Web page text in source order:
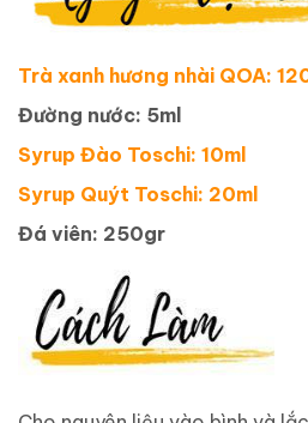
Trà xanh hương nhài QOA:
Đường nước: 5ml
Syrup Đào Toschi: 10ml
Syrup Quýt Toschi: 20ml
Đá viên: 250gr